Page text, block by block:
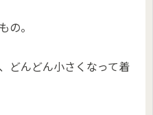
の。
どんどん小さくなって着